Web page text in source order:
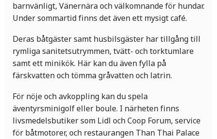
barnvänligt, Vänernära och välkomnande för hundar.
Under sommartid finns det även ett mysigt café.
Deras båtgäster samt husbilsgäster har tillgång till
rymliga sanitetsutrymmen, tvätt- och torktumlare
samt ett minikök. Här kan du även fylla på
färskvatten och tömma gråvatten och latrin.
För nöje och avkoppling kan du spela
äventyrsminigolf eller boule. I närheten finns
livsmedelsbutiker som Lidl och Coop Forum, service
för båtmotorer, och restaurangen Than Thai Palace